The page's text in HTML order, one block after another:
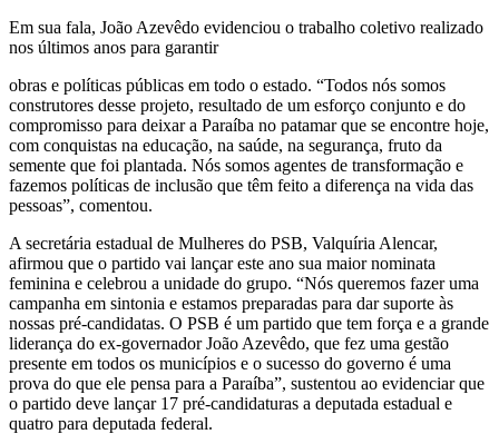
Em sua fala, João Azevêdo evidenciou o trabalho coletivo realizado
nos últimos anos para garantir
obras e políticas públicas em todo o estado. “Todos nós somos
construtores desse projeto, resultado de um esforço conjunto e do
compromisso para deixar a Paraíba no patamar que se encontre hoje,
com conquistas na educação, na saúde, na segurança, fruto da
semente que foi plantada. Nós somos agentes de transformação e
fazemos políticas de inclusão que têm feito a diferença na vida das
pessoas”, comentou.
A secretária estadual de Mulheres do PSB, Valquíria Alencar,
afirmou que o partido vai lançar este ano sua maior nominata
feminina e celebrou a unidade do grupo. “Nós queremos fazer uma
campanha em sintonia e estamos preparadas para dar suporte às
nossas pré-candidatas. O PSB é um partido que tem força e a grande
liderança do ex-governador João Azevêdo, que fez uma gestão
presente em todos os municípios e o sucesso do governo é uma
prova do que ele pensa para a Paraíba”, sustentou ao evidenciar que
o partido deve lançar 17 pré-candidaturas a deputada estadual e
quatro para deputada federal.